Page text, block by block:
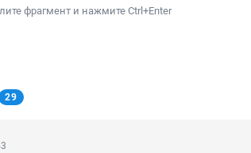
фрагмент и нажмите Ctrl+Enter
29